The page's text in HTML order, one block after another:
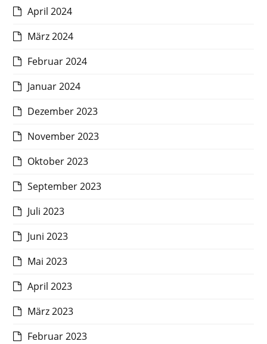
April 2024
März 2024
Februar 2024
Januar 2024
Dezember 2023
November 2023
Oktober 2023
September 2023
Juli 2023
Juni 2023
Mai 2023
April 2023
März 2023
Februar 2023